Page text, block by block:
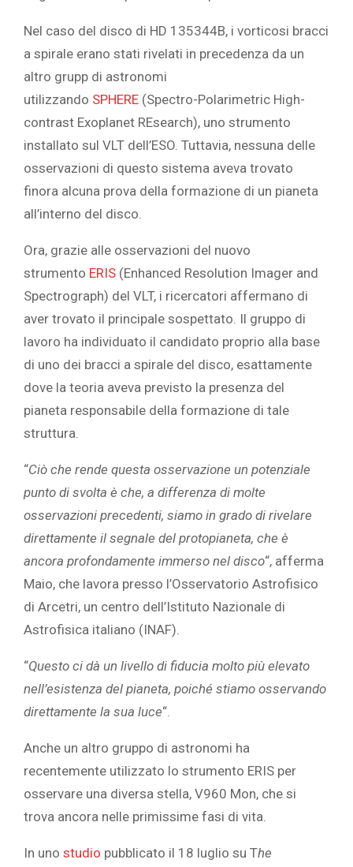
Nel caso del disco di HD 135344B, i vorticosi bracci
a spirale erano stati rivelati in precedenza da un
altro grupp di astronomi
utilizzando SPHERE (Spectro-Polarimetric High-
contrast Exoplanet REsearch), uno strumento
installato sul VLT dell’ESO. Tuttavia, nessuna delle
osservazioni di questo sistema aveva trovato
finora alcuna prova della formazione di un pianeta
all’interno del disco.
Ora, grazie alle osservazioni del nuovo
strumento ERIS (Enhanced Resolution Imager and
Spectrograph) del VLT, i ricercatori affermano di
aver trovato il principale sospettato. Il gruppo di
lavoro ha individuato il candidato proprio alla base
di uno dei bracci a spirale del disco, esattamente
dove la teoria aveva previsto la presenza del
pianeta responsabile della formazione di tale
struttura.
“Ciò che rende questa osservazione un potenziale
punto di svolta è che, a differenza di molte
osservazioni precedenti, siamo in grado di rivelare
direttamente il segnale del protopianeta, che è
ancora profondamente immerso nel disco“, afferma
Maio, che lavora presso l’Osservatorio Astrofisico
di Arcetri, un centro dell’Istituto Nazionale di
Astrofisica italiano (INAF).
“Questo ci dà un livello di fiducia molto più elevato
nell’esistenza del pianeta, poiché stiamo osservando
direttamente la sua luce“.
Anche un altro gruppo di astronomi ha
recentemente utilizzato lo strumento ERIS per
osservare una diversa stella, V960 Mon, che si
trova ancora nelle primissime fasi di vita.
In uno studio pubblicato il 18 luglio su The